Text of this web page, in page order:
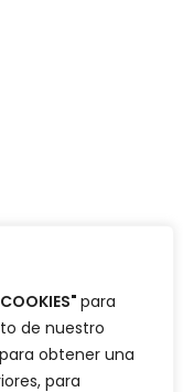
para
de nuestro
obtener una
para